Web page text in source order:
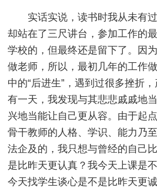
实话实说，读书时我从未有
却站在了三尺讲台，参加工作的
学校的，但最终还是留下了。因
做老师，所以，最初几年的工作
中的“后进生”，遇到过很多挫折
有一天，我发现与其悲悲戚戚地
兴地当能让自己更从容。由于起
骨干教师的人格、学识、能力乃
法企及的，我只想与曾经的自己
是比昨天更认真？我今天上课是
今天找学生谈心是不是比昨天更